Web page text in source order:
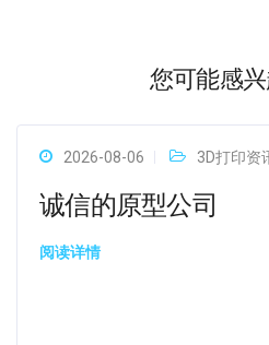
您可能感
2026-08-06 3D打印资
诚信的原型公司
阅读详情